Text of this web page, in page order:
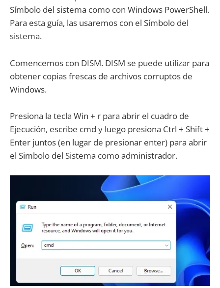
Símbolo del sistema como con Windows PowerShell.
Para esta guía, las usaremos con el Símbolo del
sistema.
Comencemos con DISM. DISM se puede utilizar para
obtener copias frescas de archivos corruptos de
Windows.
Presiona la tecla Win + r para abrir el cuadro de
Ejecución, escribe cmd y luego presiona Ctrl + Shift +
Enter juntos (en lugar de presionar enter) para abrir
el Simbolo del Sistema como administrador.